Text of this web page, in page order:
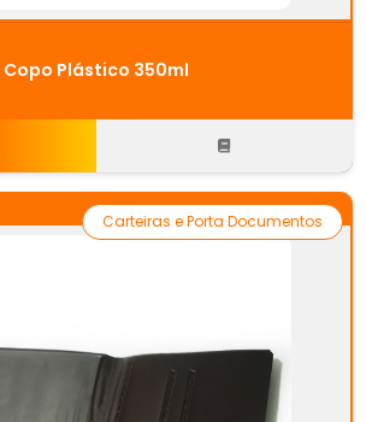
Copo Plástico 350ml
Carteiras e Porta Documentos